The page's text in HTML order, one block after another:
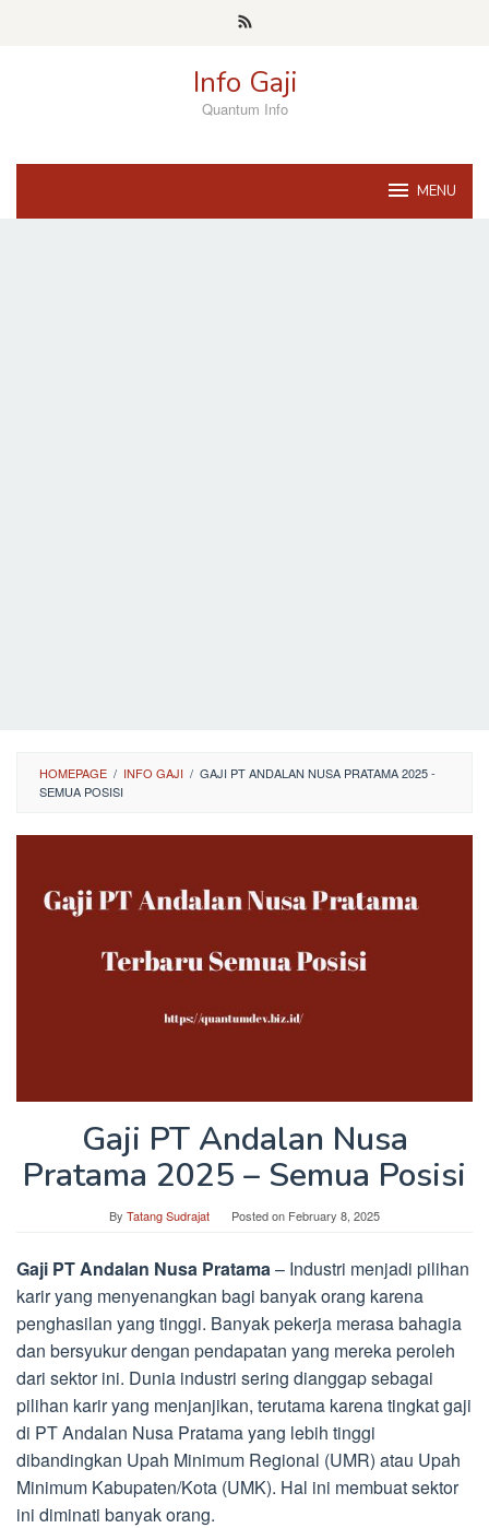
Info Gaji
Quantum Info
MENU
HOMEPAGE / INFO GAJI / GAJI PT ANDALAN NUSA PRATAMA 2025 -
SEMUA POSISI
Gaji PT Andalan Nusa
Pratama 2025 – Semua Posisi
By Tatang Sudrajat Posted on February 8, 2025
Gaji PT Andalan Nusa Pratama– Industri menjadi pilihan
karir yang menyenangkan bagi banyak orang karena
penghasilan yang tinggi. Banyak pekerja merasa bahagia
dan bersyukur dengan pendapatan yang mereka peroleh
dari sektor ini. Dunia industri sering dianggap sebagai
pilihan karir yang menjanjikan, terutama karena tingkat gaji
di PT Andalan Nusa Pratama yang lebih tinggi
dibandingkan Upah Minimum Regional (UMR) atau Upah
Minimum Kabupaten/Kota (UMK). Hal ini membuat sektor
ini diminati banyak orang.